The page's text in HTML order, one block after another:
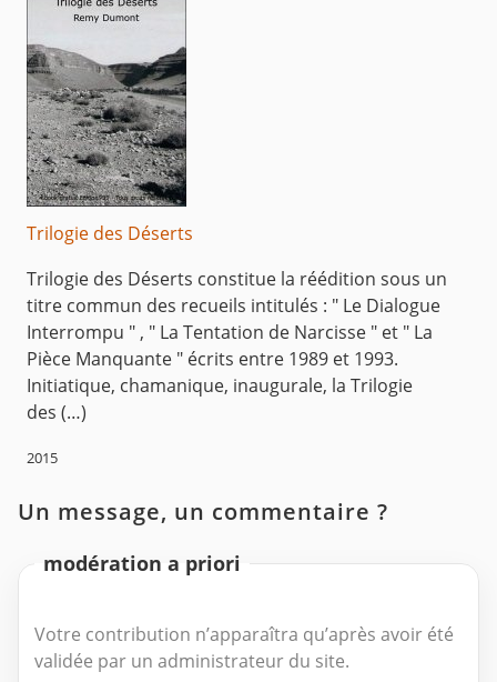
Trilogie des Déserts
Trilogie des Déserts constitue la réédition sous un
titre commun des recueils intitulés : " Le Dialogue
Interrompu " , " La Tentation de Narcisse " et " La
Pièce Manquante " écrits entre 1989 et 1993.
Initiatique, chamanique, inaugurale, la Trilogie
des (…)
2015
Un message, un commentaire ?
modération a priori
Votre contribution n’apparaîtra qu’après avoir été
validée par un administrateur du site.